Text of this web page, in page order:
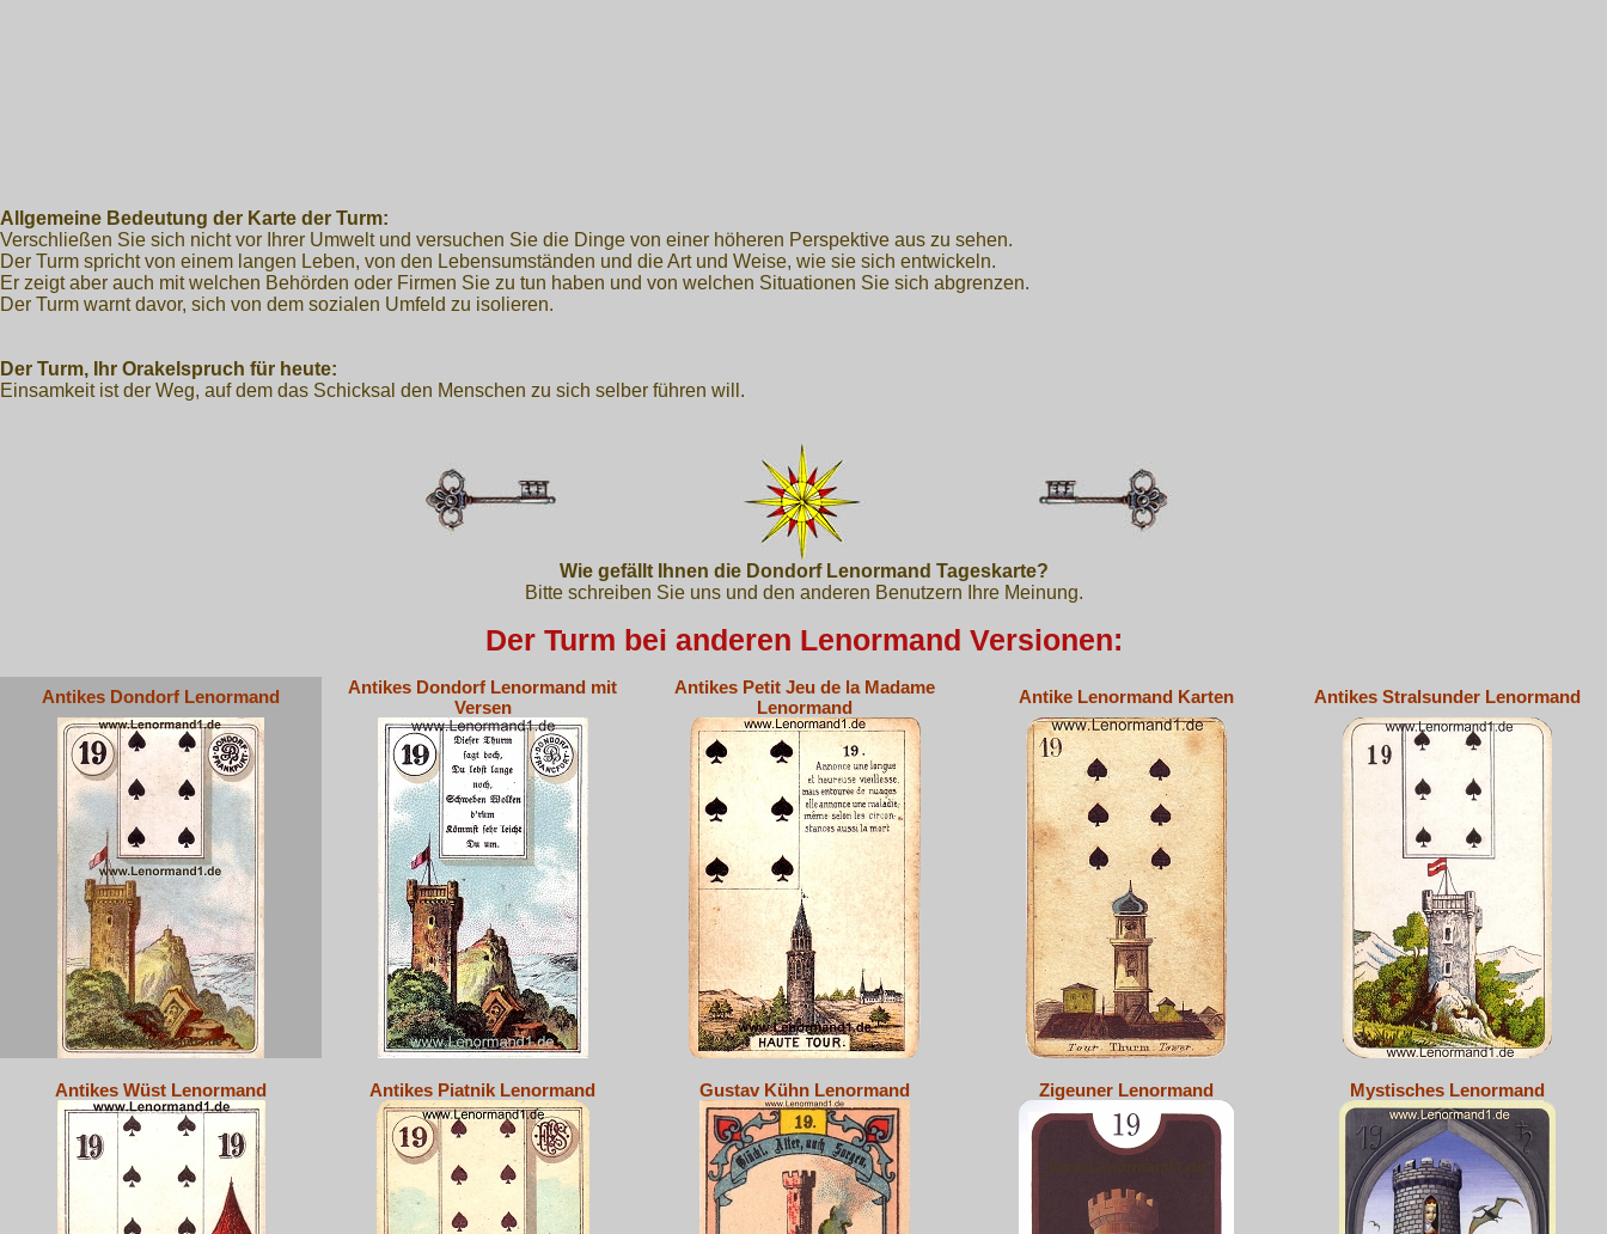
Allgemeine Bedeutung der Karte der Turm:
Verschließen Sie sich nicht vor Ihrer Umwelt und versuchen Sie die Dinge von einer höheren Perspektive aus zu sehen.
Der Turm spricht von einem langen Leben, von den Lebensumständen und die Art und Weise, wie sie sich entwickeln.
Er zeigt aber auch mit welchen Behörden oder Firmen Sie zu tun haben und von welchen Situationen Sie sich abgrenzen.
Der Turm warnt davor, sich von dem sozialen Umfeld zu isolieren.
Der Turm, Ihr Orakelspruch für heute:
Einsamkeit ist der Weg, auf dem das Schicksal den Menschen zu sich selber führen will.
Wie gefällt Ihnen die Dondorf Lenormand Tageskarte?
Bitte schreiben Sie uns und den anderen Benutzern Ihre Meinung.
Der Turm bei anderen Lenormand Versionen:
Antikes Dondorf Lenormand
Antikes Dondorf Lenormand mit
Versen
Antikes Petit Jeu de la Madame
Lenormand
Antike Lenormand Karten Antikes Stralsunder Lenormand
Antikes Wüst Lenormand Antikes Piatnik Lenormand Gustav Kühn Lenormand Zigeuner Lenormand Mystisches Lenormand